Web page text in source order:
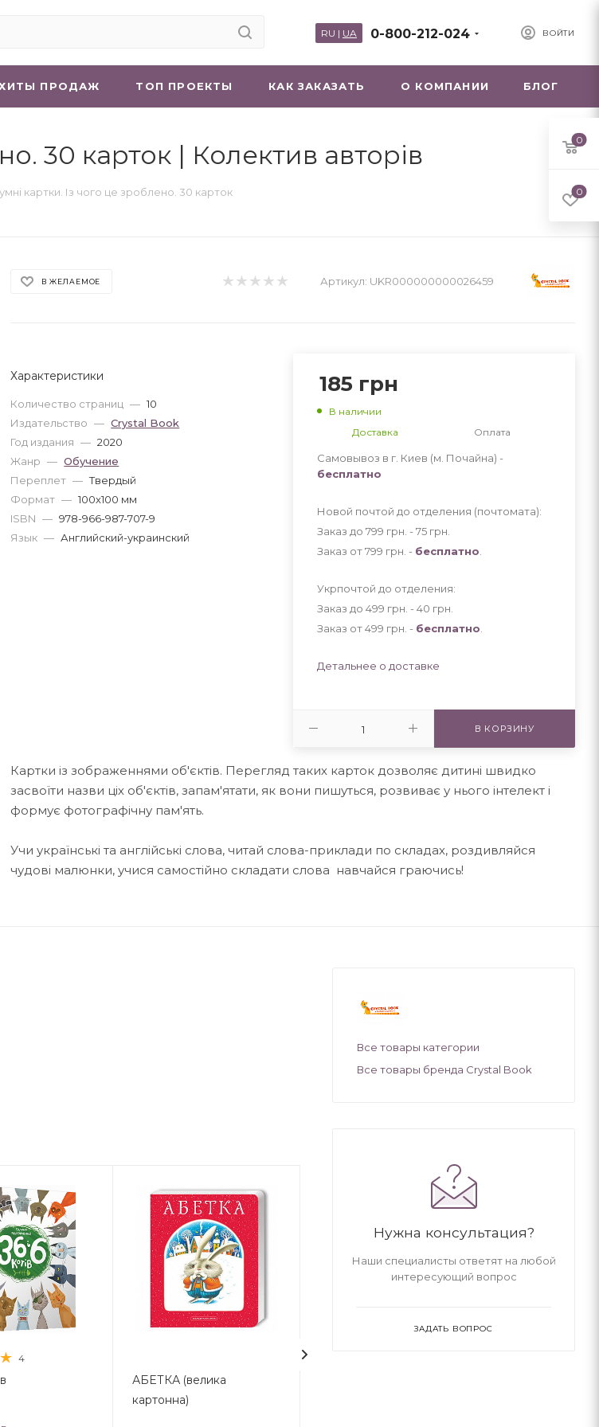
ВОЙТИ
0-800-212-024
RU | UA
ПРОДАЖ ТОП ПРОЕКТЫ КАК ЗАКАЗАТЬ О КОМПАНИИ БЛОГ
30 карток | Колектив авторів
картки. Із чого це зроблено. 30 карток
В ЖЕЛАЕМОЕ Артикул: UKR000000000026459
Характеристики
Количество страниц — 10
Издательство — Crystal Book
Год издания — 2020
Жанр — Обучение
Переплет — Твердый
Формат — 100x100 мм
ISBN — 978-966-987-707-9
Язык — Английский-украинский
185 грн
В наличии
Доставка
Оплата
Самовывоз в г. Киев (м. Почайна) -
бесплатно
Новой почтой до отделения (почтомата):
Заказ до 799 грн. - 75 грн
Заказ от 799 грн. - бесплатно
Укрпочтой до отделения:
Заказ до 499 грн. - 40 грн
Заказ от 499 грн. - бесплатно
Детальнее о доставке
В КОРЗИНУ
Картки із зображеннями об'єктів. Перегляд таких карток дозволяє дитині швидко
засвоїти назви ціх об'єктів, запам'ятати, як вони пишуться, розвиває у нього інтелект і
формує фотографічну пам'ять.
Учи українські та англійські слова, читай слова-приклади по складах, роздивляйся
чудові малюнки, учися самостійно складати слова навчайся граючись!
4
АБЕТКА (велика
картонна)
Все товары категории
Все товары бренда Crystal Book
Нужна консультация?
Наши специалисты ответят на любой
интересующий вопрос
ЗАДАТЬ ВОПРОС
0
0